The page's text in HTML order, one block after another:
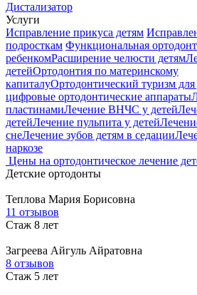
Дистализатор
Услуги
Исправление прикуса детям
подросткам Функциональная
ребенкомРасширение челюсти детям
детейОртодонтия по материнскому
капиталуОртодонтический туризм для
цифровые ортодонтические аппараты
пластинамиЛечение ВНЧС у детей
детейЛечение пульпита у детей
снеЛечение зубов детям в седации
наркозе
Цены на ортодонтическое лечение
Детские ортодонты
Теплова Мария Борисовна
11 отзывов
Стаж 8 лет
Загреева Айгуль Айратовна
8 отзывов
Стаж 5 лет